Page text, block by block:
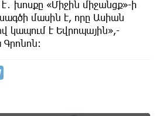
խոսքը «Միջին միջանցք»-ի
մասին է, որը Ասիան
կապում է Եվրոպային»,-